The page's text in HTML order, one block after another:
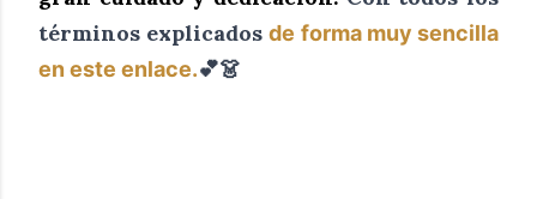
términos explicadosde forma muy sencilla
en este enlace.💕👗